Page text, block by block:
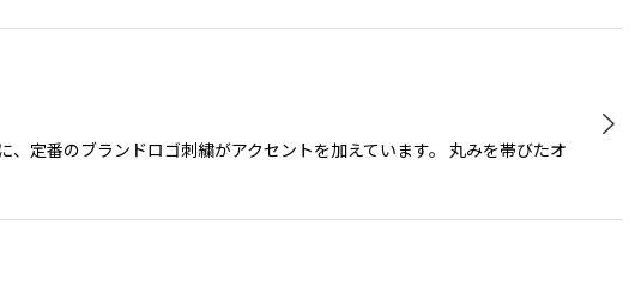
定番のブランドロゴ刺繍がアクセントを加えています。 丸みを帯びたオ